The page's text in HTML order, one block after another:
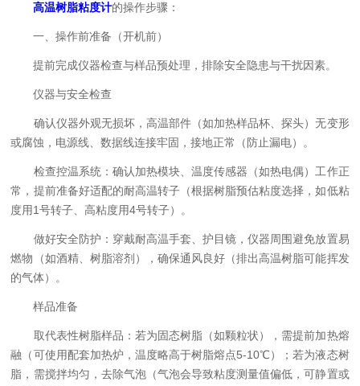
高温树脂粘度计的操作步骤：
一、操作前准备（开机前）
提前完成仪器检查与样品预处理，排除安全隐患与干扰因素。
仪器与安全检查
确认仪器外观无损坏，高温部件（如加热样品杯、探头）无变形
或腐蚀，电源线、数据线连接牢固，接地正常（防止漏电）。
检查控温系统：确认加热模块、温度传感器（如热电偶）工作正
常，提前准备好适配的耐高温转子（根据树脂预估粘度选择，如低粘
度用1号转子、高粘度用4号转子）。
做好安全防护：穿戴耐高温手套、护目镜，仪器周围避免放置易
燃物（如酒精、树脂溶剂），确保通风良好（排出高温树脂可能挥发
的气体）。
样品准备
取代表性树脂样品：若为固态树脂（如颗粒状），需提前加热熔
融（可使用配套加热炉，温度略高于树脂熔点5-10℃）；若为液态树
脂，需搅拌均匀，去除气泡（气泡会导致粘度测量值偏低，可静置或